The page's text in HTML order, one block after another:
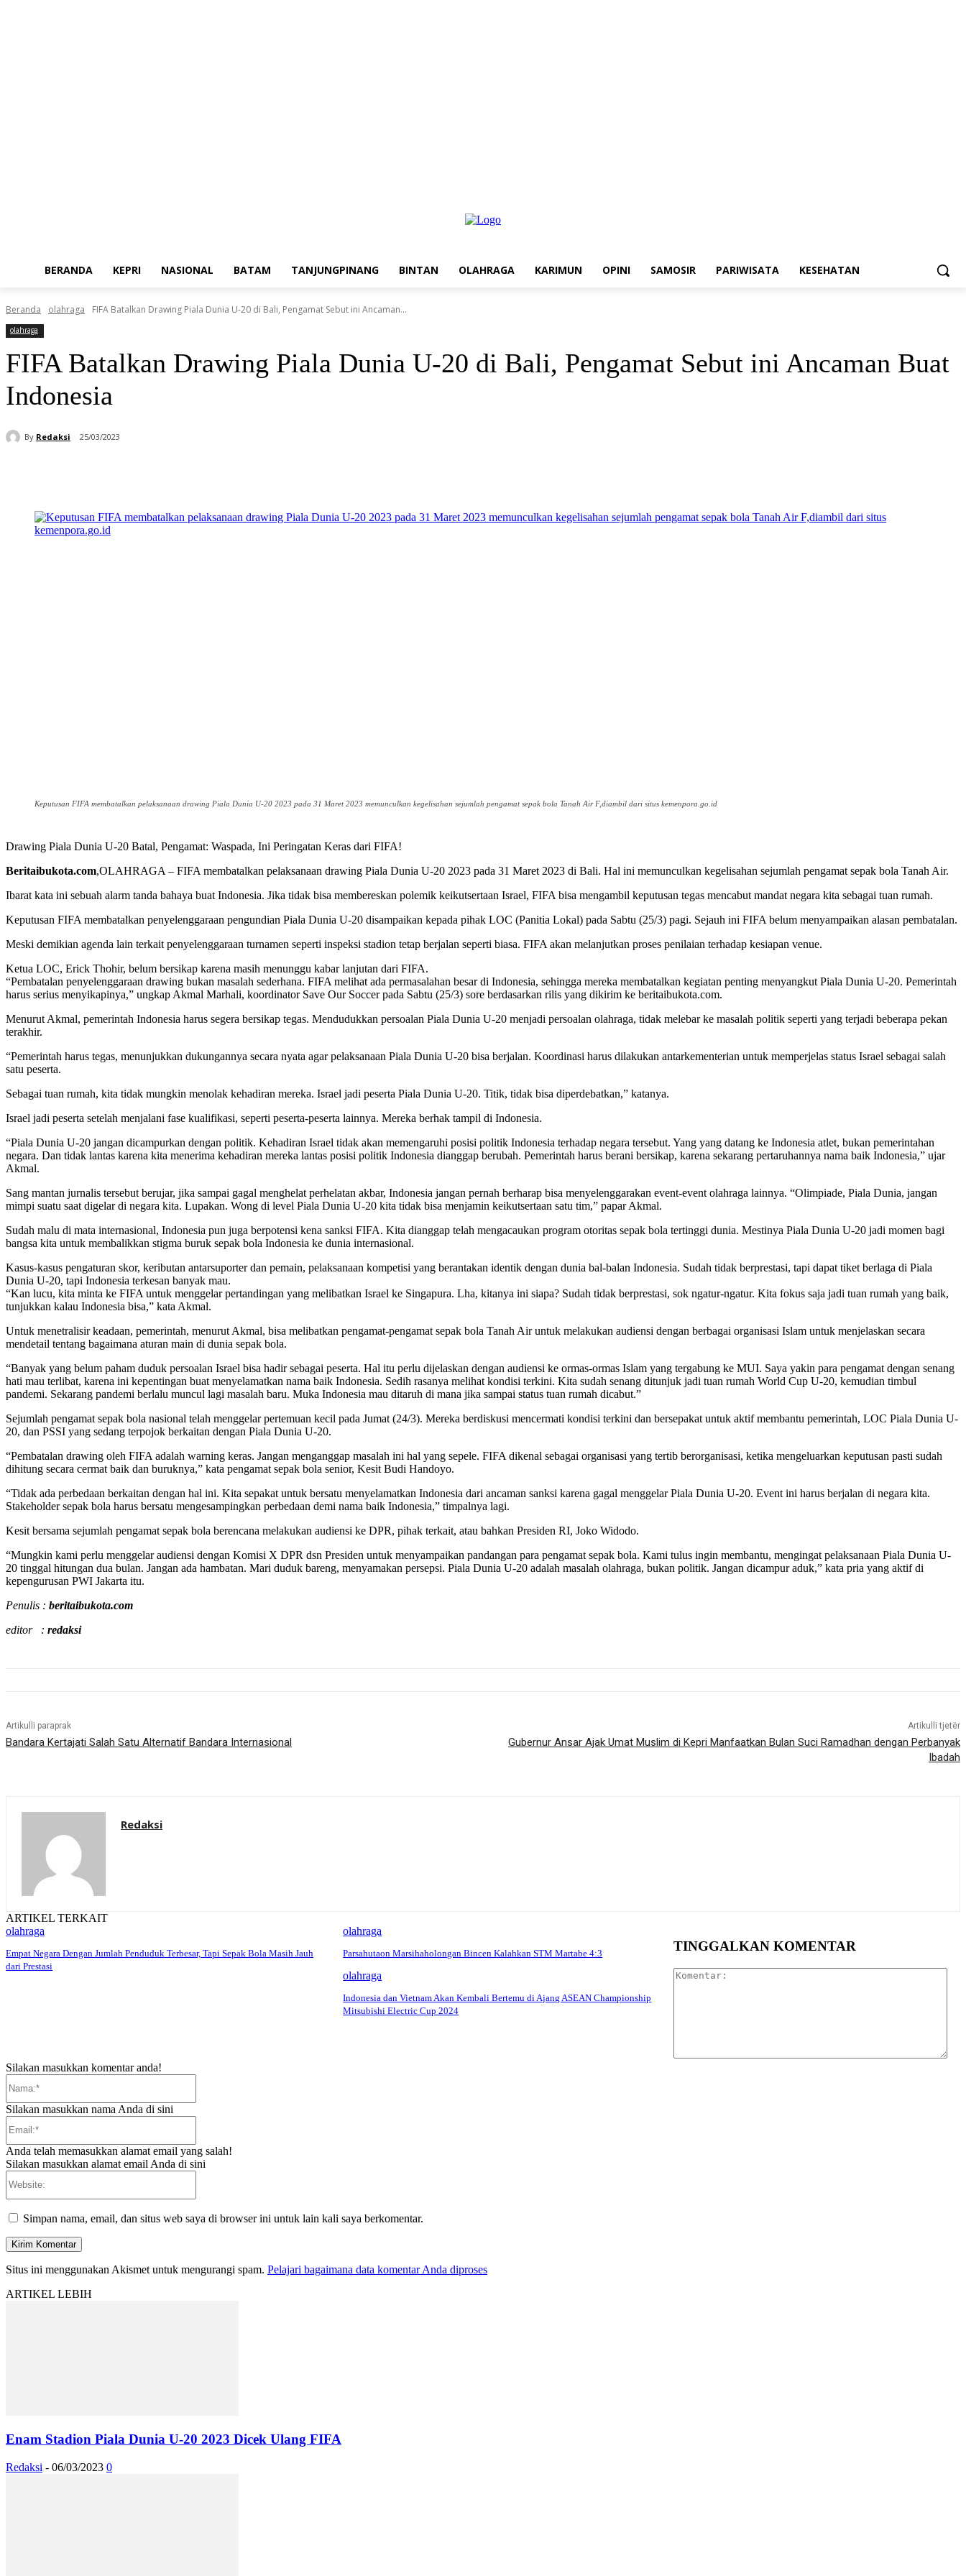
BERANDA KEPRI NASIONAL BATAM TANJUNGPINANG BINTAN OLAHRAGA KARIMUN OPINI SAMOSIR PARIWISATA KESEHATAN
Beranda olahraga FIFA Batalkan Drawing Piala Dunia U-20 di Bali, Pengamat Sebut ini Ancaman...
olahraga
FIFA Batalkan Drawing Piala Dunia U-20 di Bali, Pengamat Sebut ini Ancaman Buat
Indonesia
By Redaksi 25/03/2023
Keputusan FIFA membatalkan pelaksanaan drawing Piala Dunia U-20 2023 pada 31 Maret 2023 memunculkan kegelisahan sejumlah pengamat sepak bola Tanah Air F,diambil dari situs kemenpora.go.id
Drawing Piala Dunia U-20 Batal, Pengamat: Waspada, Ini Peringatan Keras dari FIFA!
Beritaibukota.com,OLAHRAGA – FIFA membatalkan pelaksanaan drawing Piala Dunia U-20 2023 pada 31 Maret 2023 di Bali. Hal ini memunculkan kegelisahan sejumlah pengamat sepak bola Tanah Air.
Ibarat kata ini sebuah alarm tanda bahaya buat Indonesia. Jika tidak bisa membereskan polemik keikutsertaan Israel, FIFA bisa mengambil keputusan tegas mencabut mandat negara kita sebagai tuan rumah.
Keputusan FIFA membatalkan penyelenggaraan pengundian Piala Dunia U-20 disampaikan kepada pihak LOC (Panitia Lokal) pada Sabtu (25/3) pagi. Sejauh ini FIFA belum menyampaikan alasan pembatalan.
Meski demikian agenda lain terkait penyelenggaraan turnamen seperti inspeksi stadion tetap berjalan seperti biasa. FIFA akan melanjutkan proses penilaian terhadap kesiapan venue.
Ketua LOC, Erick Thohir, belum bersikap karena masih menunggu kabar lanjutan dari FIFA.
“Pembatalan penyelenggaraan drawing bukan masalah sederhana. FIFA melihat ada permasalahan besar di Indonesia, sehingga mereka membatalkan kegiatan penting menyangkut Piala Dunia U-20. Pemerintah
harus serius menyikapinya,” ungkap Akmal Marhali, koordinator Save Our Soccer pada Sabtu (25/3) sore berdasarkan rilis yang dikirim ke beritaibukota.com.
Menurut Akmal, pemerintah Indonesia harus segera bersikap tegas. Mendudukkan persoalan Piala Dunia U-20 menjadi persoalan olahraga, tidak melebar ke masalah politik seperti yang terjadi beberapa pekan
terakhir.
“Pemerintah harus tegas, menunjukkan dukungannya secara nyata agar pelaksanaan Piala Dunia U-20 bisa berjalan. Koordinasi harus dilakukan antarkementerian untuk memperjelas status Israel sebagai salah
satu peserta.
Sebagai tuan rumah, kita tidak mungkin menolak kehadiran mereka. Israel jadi peserta Piala Dunia U-20. Titik, tidak bisa diperdebatkan,” katanya.
Israel jadi peserta setelah menjalani fase kualifikasi, seperti peserta-peserta lainnya. Mereka berhak tampil di Indonesia.
“Piala Dunia U-20 jangan dicampurkan dengan politik. Kehadiran Israel tidak akan memengaruhi posisi politik Indonesia terhadap negara tersebut. Yang yang datang ke Indonesia atlet, bukan pemerintahan
negara. Dan tidak lantas karena kita menerima kehadiran mereka lantas posisi politik Indonesia dianggap berubah. Pemerintah harus berani bersikap, karena sekarang pertaruhannya nama baik Indonesia,” ujar
Akmal.
Sang mantan jurnalis tersebut berujar, jika sampai gagal menghelat perhelatan akbar, Indonesia jangan pernah berharap bisa menyelenggarakan event-event olahraga lainnya. “Olimpiade, Piala Dunia, jangan
mimpi suatu saat digelar di negara kita. Lupakan. Wong di level Piala Dunia U-20 kita tidak bisa menjamin keikutsertaan satu tim,” papar Akmal.
Sudah malu di mata internasional, Indonesia pun juga berpotensi kena sanksi FIFA. Kita dianggap telah mengacaukan program otoritas sepak bola tertinggi dunia. Mestinya Piala Dunia U-20 jadi momen bagi
bangsa kita untuk membalikkan stigma buruk sepak bola Indonesia ke dunia internasional.
Kasus-kasus pengaturan skor, keributan antarsuporter dan pemain, pelaksanaan kompetisi yang berantakan identik dengan dunia bal-balan Indonesia. Sudah tidak berprestasi, tapi dapat tiket berlaga di Piala
Dunia U-20, tapi Indonesia terkesan banyak mau.
“Kan lucu, kita minta ke FIFA untuk menggelar pertandingan yang melibatkan Israel ke Singapura. Lha, kitanya ini siapa? Sudah tidak berprestasi, sok ngatur-ngatur. Kita fokus saja jadi tuan rumah yang baik,
tunjukkan kalau Indonesia bisa,” kata Akmal.
Untuk menetralisir keadaan, pemerintah, menurut Akmal, bisa melibatkan pengamat-pengamat sepak bola Tanah Air untuk melakukan audiensi dengan berbagai organisasi Islam untuk menjelaskan secara
mendetail tentang bagaimana aturan main di dunia sepak bola.
“Banyak yang belum paham duduk persoalan Israel bisa hadir sebagai peserta. Hal itu perlu dijelaskan dengan audiensi ke ormas-ormas Islam yang tergabung ke MUI. Saya yakin para pengamat dengan senang
hati mau terlibat, karena ini kepentingan buat menyelamatkan nama baik Indonesia. Sedih rasanya melihat kondisi terkini. Kita sudah senang ditunjuk jadi tuan rumah World Cup U-20, kemudian timbul
pandemi. Sekarang pandemi berlalu muncul lagi masalah baru. Muka Indonesia mau ditaruh di mana jika sampai status tuan rumah dicabut.”
Sejumlah pengamat sepak bola nasional telah menggelar pertemuan kecil pada Jumat (24/3). Mereka berdiskusi mencermati kondisi terkini dan bersepakat untuk aktif membantu pemerintah, LOC Piala Dunia U-
20, dan PSSI yang sedang terpojok berkaitan dengan Piala Dunia U-20.
“Pembatalan drawing oleh FIFA adalah warning keras. Jangan menganggap masalah ini hal yang sepele. FIFA dikenal sebagai organisasi yang tertib berorganisasi, ketika mengeluarkan keputusan pasti sudah
dihitung secara cermat baik dan buruknya,” kata pengamat sepak bola senior, Kesit Budi Handoyo.
“Tidak ada perbedaan berkaitan dengan hal ini. Kita sepakat untuk bersatu menyelamatkan Indonesia dari ancaman sanksi karena gagal menggelar Piala Dunia U-20. Event ini harus berjalan di negara kita.
Stakeholder sepak bola harus bersatu mengesampingkan perbedaan demi nama baik Indonesia,” timpalnya lagi.
Kesit bersama sejumlah pengamat sepak bola berencana melakukan audiensi ke DPR, pihak terkait, atau bahkan Presiden RI, Joko Widodo.
“Mungkin kami perlu menggelar audiensi dengan Komisi X DPR dsn Presiden untuk menyampaikan pandangan para pengamat sepak bola. Kami tulus ingin membantu, mengingat pelaksanaan Piala Dunia U-
20 tinggal hitungan dua bulan. Jangan ada hambatan. Mari duduk bareng, menyamakan persepsi. Piala Dunia U-20 adalah masalah olahraga, bukan politik. Jangan dicampur aduk,” kata pria yang aktif di
kepengurusan PWI Jakarta itu.
Penulis : beritaibukota.com
editor : redaksi
Artikulli paraprak
Bandara Kertajati Salah Satu Alternatif Bandara Internasional
Artikulli tjetër
Gubernur Ansar Ajak Umat Muslim di Kepri Manfaatkan Bulan Suci Ramadhan dengan Perbanyak
Ibadah
Redaksi
ARTIKEL TERKAIT
olahraga
Empat Negara Dengan Jumlah Penduduk Terbesar, Tapi Sepak Bola Masih Jauh
dari Prestasi
olahraga
Parsahutaon Marsihaholongan Bincen Kalahkan STM Martabe 4:3
olahraga
Indonesia dan Vietnam Akan Kembali Bertemu di Ajang ASEAN Championship
Mitsubishi Electric Cup 2024
TINGGALKAN KOMENTAR
Silakan masukkan komentar anda!
Silakan masukkan nama Anda di sini
Anda telah memasukkan alamat email yang salah!
Silakan masukkan alamat email Anda di sini
Simpan nama, email, dan situs web saya di browser ini untuk lain kali saya berkomentar.
Situs ini menggunakan Akismet untuk mengurangi spam. Pelajari bagaimana data komentar Anda diproses
ARTIKEL LEBIH
Enam Stadion Piala Dunia U-20 2023 Dicek Ulang FIFA
Redaksi - 06/03/2023 0